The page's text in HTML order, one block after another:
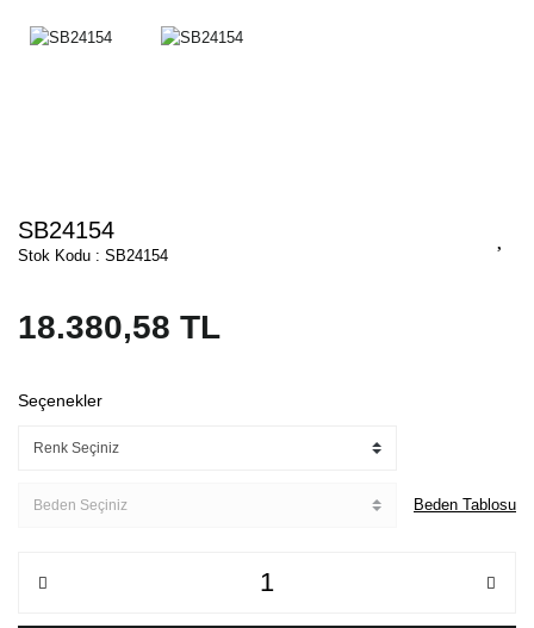
SB24154
Stok Kodu : SB24154
18.380,58 TL
Seçenekler
Beden Tablosu